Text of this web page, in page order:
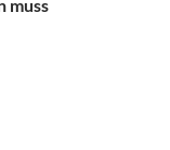
muss